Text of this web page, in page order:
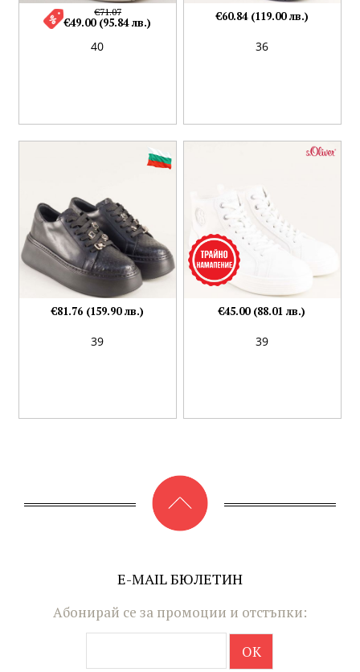
40
€71.07
€49.00 (95.84 лв.)
36
€60.84 (119.00 лв.)
39
€81.76 (159.90 лв.)
39
€45.00 (88.01 лв.)
E-MAIL БЮЛЕТИН
Абонирай се за промоции и отстъпки: